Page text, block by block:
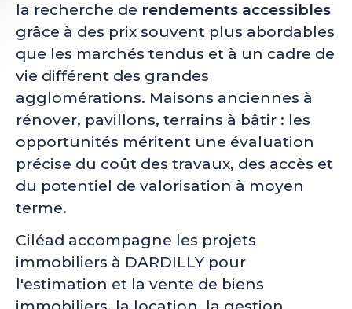
la recherche de rendements accessibles
grâce à des prix souvent plus abordables
que les marchés tendus et à un cadre de
vie différent des grandes
agglomérations. Maisons anciennes à
rénover, pavillons, terrains à bâtir : les
opportunités méritent une évaluation
précise du coût des travaux, des accès et
du potentiel de valorisation à moyen
terme.
Ciléad accompagne les projets
immobiliers à DARDILLY pour
l'estimation et la vente de biens